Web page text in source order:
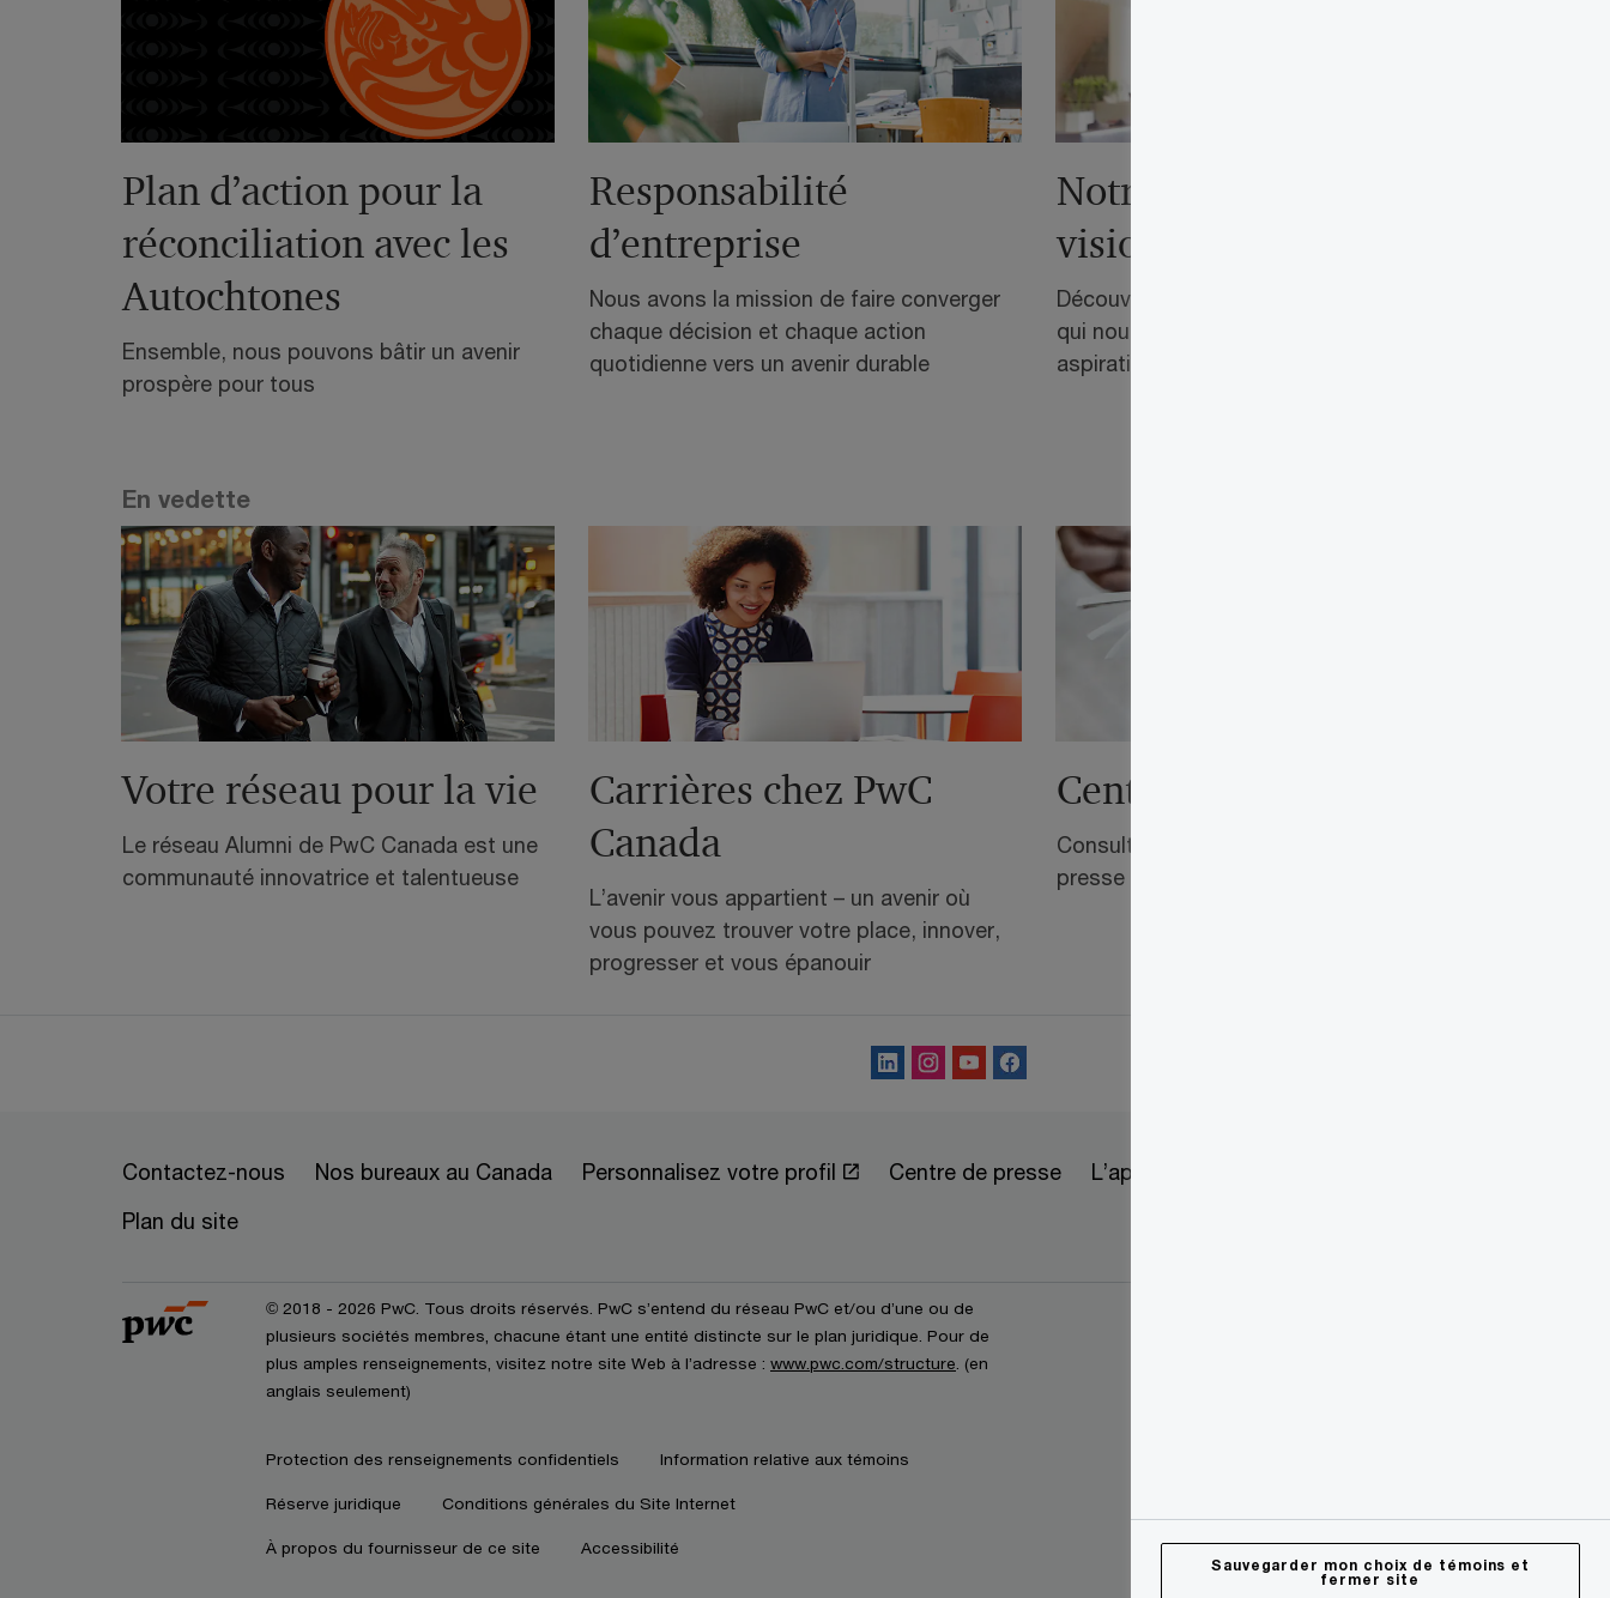
Plan d’action pour la
réconciliation avec les
Autochtones
Ensemble, nous pouvons bâtir un avenir
prospère pour tous
Responsabilité
d’entreprise
Nous avons la mission de faire converger
chaque décision et chaque action
quotidienne vers un avenir durable
Notre mission, notre
vision et nos valeurs
Découvrez qui nous sommes, les valeurs
qui nous animent, ainsi que nos
aspirations
En vedette
Votre réseau pour la vie
Le réseau Alumni de PwC Canada est une
communauté innovatrice et talentueuse
Carrières chez PwC
Canada
L’avenir vous appartient – un avenir où
vous pouvez trouver votre place, innover,
progresser et vous épanouir
Centre de presse
Consultez nos récents communiqués de
presse
Contactez-nous Nos bureaux au Canada Personnalisez votre profil Centre de presse
L’approvisionnement chez PwC
Plan du site
© 2018 - 2026 PwC. Tous droits réservés. PwC s’entend du réseau PwC et/ou d’une ou de
plusieurs sociétés membres, chacune étant une entité distincte sur le plan juridique. Pour de
plus amples renseignements, visitez notre site Web à l’adresse : www.pwc.com/structure . (en
anglais seulement)
Protection des renseignements confidentiels Information relative aux témoins
Réserve juridique Conditions générales du Site Internet
À propos du fournisseur de ce site Accessibilité
Sauvegarder mon choix de témoins et
fermer site